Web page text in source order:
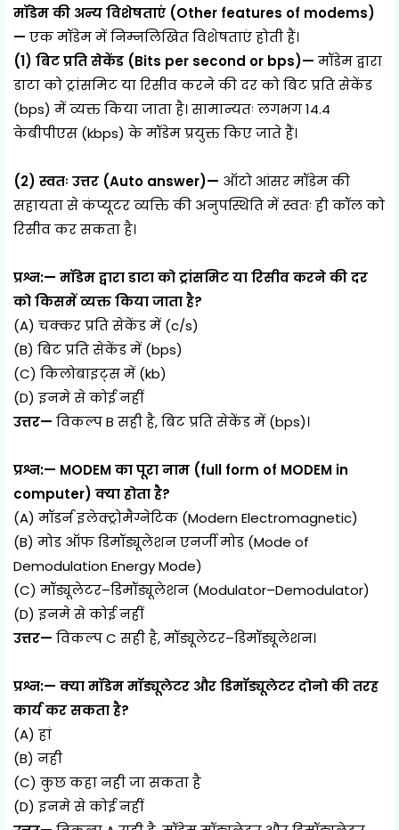
मॉडेम की अन्य विशेषताएं (Other features of modems)
— एक मॉडेम में निम्नलिखित विशेषताएं होती हैं।
(1) बिट प्रति सेकेंड (Bits per second or bps)— मॉडेम द्वारा
डाटा को ट्रांसमिट या रिसीव करने की दर को बिट प्रति सेकेंड
(bps) में व्यक्त किया जाता है। सामान्यतः लगभग 14.4
केबीपीएस (kbps) के मॉडेम प्रयुक्त किए जाते हैं।
(2) स्वतः उत्तर (Auto answer)— ऑटो आंसर मॉडेम की
सहायता से कंप्यूटर व्यक्ति की अनुपस्थिति में स्वतः ही कॉल को
रिसीव कर सकता है।
प्रश्न:— मॉडेम द्वारा डाटा को ट्रांसमिट या रिसीव करने की दर
को किसमें व्यक्त किया जाता है?
(A) चक्कर प्रति सेकेंड में (c/s)
(B) बिट प्रति सेकेंड में (bps)
(C) किलोबाइट्स में (kb)
(D) इनमे से कोई नहीं
उत्तर— विकल्प B सही है, बिट प्रति सेकेंड में (bps)।
प्रश्न:— MODEM का पूरा नाम (full form of MODEM in
computer) क्या होता है?
(A) मॉडर्न इलेक्ट्रोमैग्नेटिक (Modern Electromagnetic)
(B) मोड ऑफ डिमॉड्यूलेशन एनर्जी मोड (Mode of
Demodulation Energy Mode)
(C) मॉड्यूलेटर–डिमॉड्यूलेशन (Modulator–Demodulator)
(D) इनमे से कोई नहीं
उत्तर— विकल्प C सही है, मॉड्यूलेटर–डिमॉड्यूलेशन।
प्रश्न:— क्या मॉडेम मॉड्यूलेटर और डिमॉड्यूलेटर दोनो की तरह
कार्य कर सकता है?
(A) हां
(B) नही
(C) कुछ कहा नही जा सकता है
(D) इनमे से कोई नहीं